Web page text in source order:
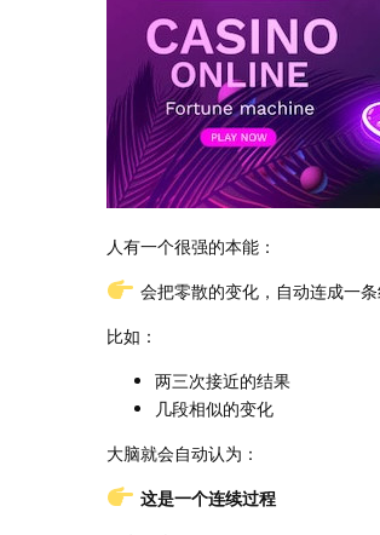
人有一个很强的本能：
会把零散的变化，自动连成一
比如：
两三次接近的结果
几段相似的变化
大脑就会自动认为：
这是一个连续过程